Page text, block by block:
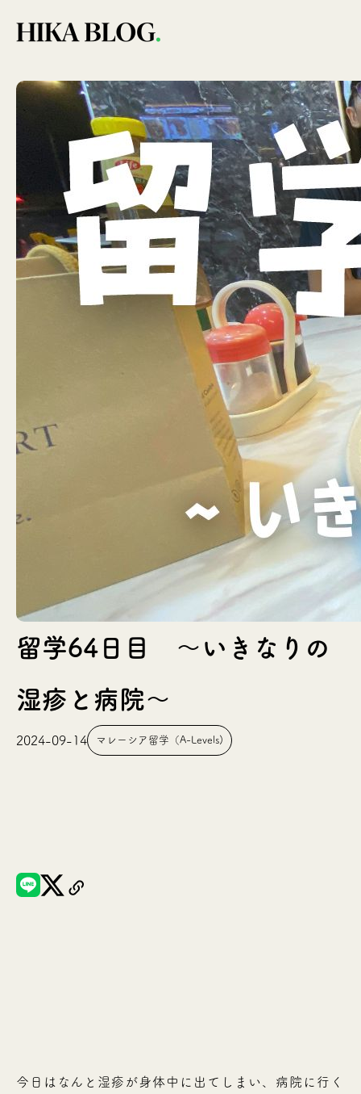
留学64日目 〜いきなりの
湿疹と病院〜
2024-09-14 マレーシア留学（A-Levels)
今日はなんと湿疹が身体中に出てしまい、病院に行く